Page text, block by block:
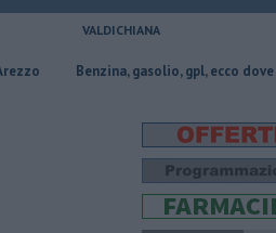
VALDICHIANA
​Benzina, gasolio, gpl, ecco dove risparmiare